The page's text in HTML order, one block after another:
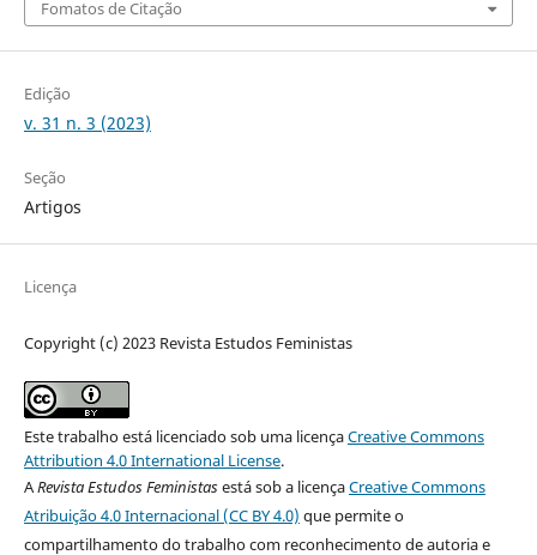
Fomatos de Citação
Edição
v. 31 n. 3 (2023)
Seção
Artigos
Licença
Copyright (c) 2023 Revista Estudos Feministas
Este trabalho está licenciado sob uma licençaCreative Commons
Attribution 4.0 International License.
ARevista Estudos Feministasestá sob a licençaCreative Commons
Atribuição 4.0 Internacional (CC BY 4.0) que permite o
compartilhamento do trabalho com reconhecimento de autoria e